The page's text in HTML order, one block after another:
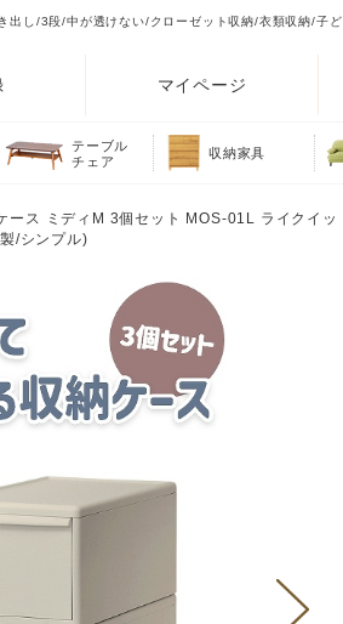
し/3段/中が透けない/クローゼット収納/衣類収納/子
マイページ
テーブル
チェア
収納家具
ース ミディM 3個セット MOS-01L ライクイ
/シンプル)